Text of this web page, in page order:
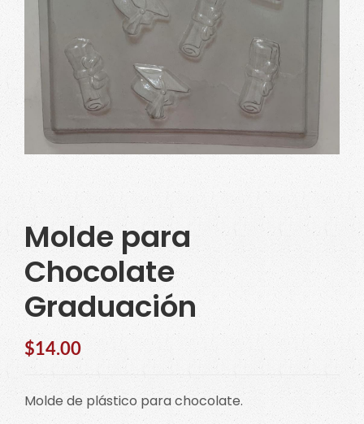
Molde para
Chocolate
Graduación
$14.00
Molde de plástico para chocolate.